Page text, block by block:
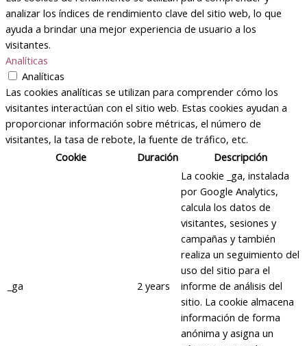
analizar los índices de rendimiento clave del sitio web, lo que
ayuda a brindar una mejor experiencia de usuario a los
visitantes.
Analíticas
Analíticas
Las cookies analíticas se utilizan para comprender cómo los
visitantes interactúan con el sitio web. Estas cookies ayudan a
proporcionar información sobre métricas, el número de
visitantes, la tasa de rebote, la fuente de tráfico, etc.
Cookie
Duración Descripción
_ga 2 years
La cookie _ga, instalada
por Google Analytics,
calcula los datos de
visitantes, sesiones y
campañas y también
realiza un seguimiento del
uso del sitio para el
informe de análisis del
sitio. La cookie almacena
información de forma
anónima y asigna un